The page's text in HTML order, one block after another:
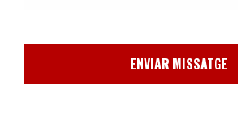
ENVIAR MISSATGE